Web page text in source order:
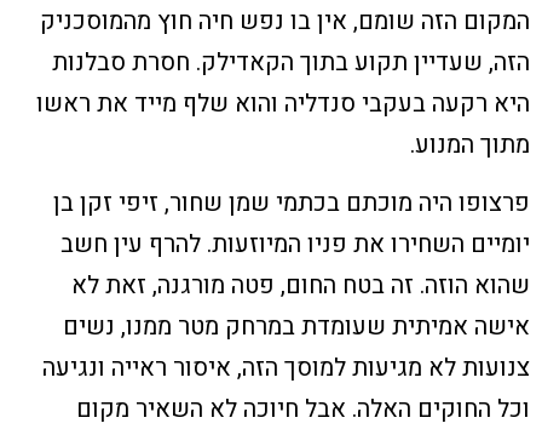
המקום הזה שומם, אין בו נפש חיה חוץ מהמוסכניק
הזה, שעדיין תקוע בתוך הקאדילק. חסרת סבלנות
היא רקעה בעקבי סנדליה והוא שלף מייד את ראשו
מתוך המנוע.
פרצופו היה מוכתם בכתמי שמן שחור, זיפי זקן בן
יומיים השחירו את פניו המיוזעות. להרף עין חשב
שהוא הוזה. זה בטח החום, פטה מורגנה, זאת לא
אישה אמיתית שעומדת במרחק מטר ממנו, נשים
צנועות לא מגיעות למוסך הזה, איסור ראייה ונגיעה
וכל החוקים האלה. אבל חיוכה לא השאיר מקום